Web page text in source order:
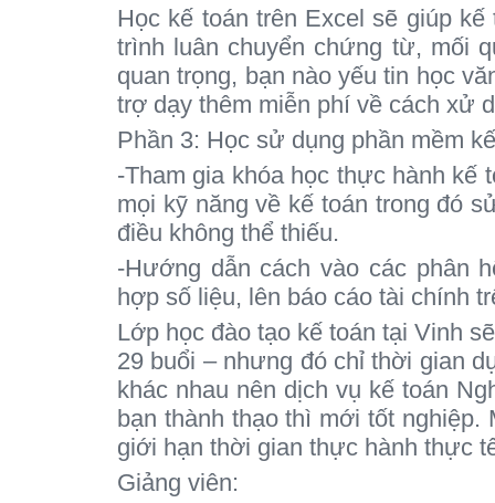
Học kế toán trên Excel sẽ giúp
trình luân chuyển chứng từ, mối
quan trọng, bạn nào yếu tin học
trợ dạy thêm miễn phí về cách xử
Phần 3: Học sử dụng phần mềm
-Tham gia khóa học thực hành kế
mọi kỹ năng về kế toán trong đó
điều không thể thiếu.
-Hướng dẫn cách vào các phân
hợp số liệu, lên báo cáo tài chính
Lớp học đào tạo kế toán tại Vinh
29 buổi – nhưng đó chỉ thời gian
khác nhau nên dịch vụ kế toán
bạn thành thạo thì mới tốt nghiệp.
giới hạn thời gian thực hành thực
Giảng viên: